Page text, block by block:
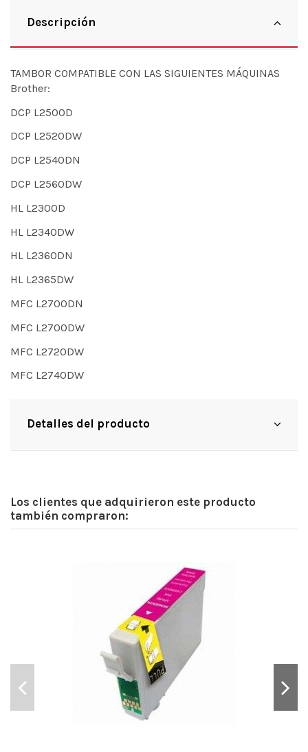
Descripción
TAMBOR COMPATIBLE CON LAS SIGUIENTES MÁQUINAS
Brother:
DCP L2500D
DCP L2520DW
DCP L2540DN
DCP L2560DW
HL L2300D
HL L2340DW
HL L2360DN
HL L2365DW
MFC L2700DN
MFC L2700DW
MFC L2720DW
MFC L2740DW
Detalles del producto
Los clientes que adquirieron este producto
también compraron: